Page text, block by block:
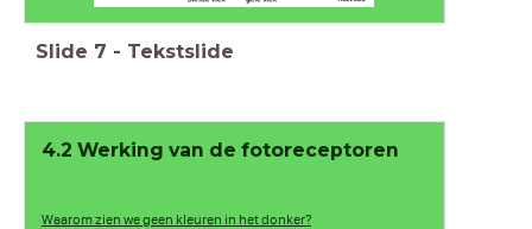
Slide 7 - Tekstslide
4.2 Werking van de fotoreceptoren
Waarom zien we geen kleuren in het donker?